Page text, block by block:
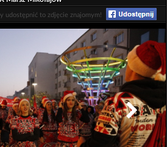
udostępnić to zdjęcie znajomym!